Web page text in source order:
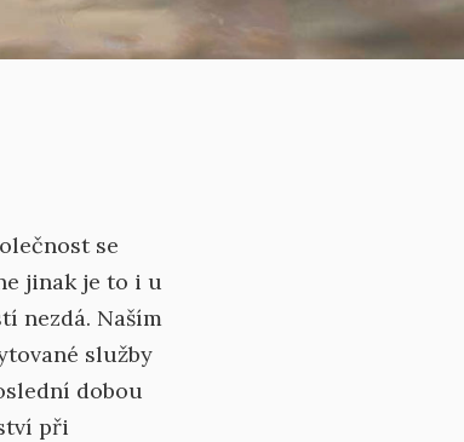
se
jinak je to i u
nezdá. Naším
služby
dobou
při